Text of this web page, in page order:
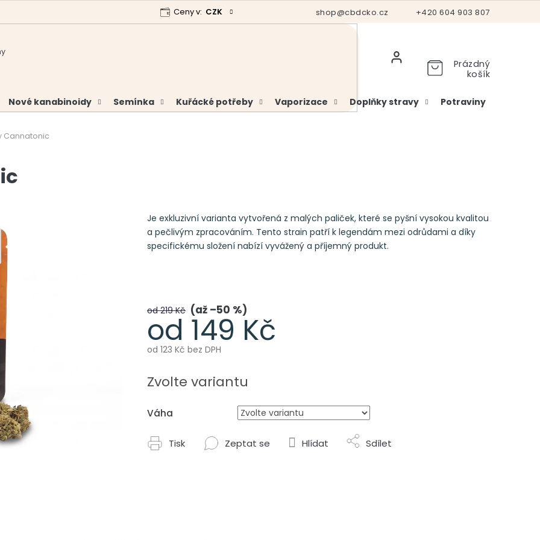
+420 604 903 807
shop@cbdcko.cz
Analýzy a certifikáty Hodnocení obchodu Vrácení a reklamace
Ceny v: CZK
Prázdný
košík
Nové kanabinoidy Semínka Kuřácké potřeby Vaporizace Doplňky stravy Potraviny
Cannatonic
od 219 Kč až –50 %
od 149 Kč
od 123 Kč bez DPH
cena:
Zvolte variantu
Váha
Je exkluzivní varianta vytvořená z malých paliček, které se pyšní vysokou kvalitou
a pečlivým zpracováním. Tento strain patří k legendám mezi odrůdami a díky
specifickému složení nabízí vyvážený a příjemný produkt.
Tisk Zeptat se Hlídat Sdílet